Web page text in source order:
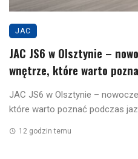
JAC
JAC JS6 w Olsztynie –
wnętrze, które warto
JAC JS6 w Olsztynie –
które warto poznać podczas
12 godzin temu